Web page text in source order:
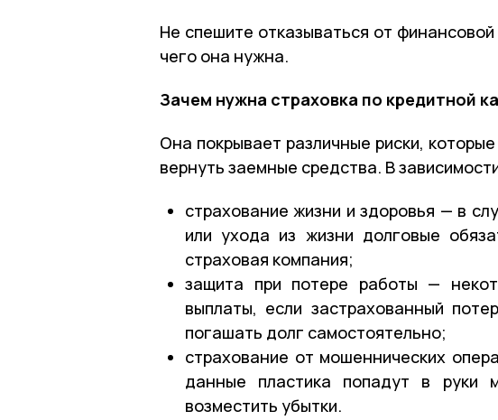
Не спешите отказываться от
чего она нужна.
Зачем нужна страховка по кредитной
Она покрывает различные риски,
вернуть заемные средства. В
страхование жизни и здоровья — в
или ухода из жизни долговые
страховая компания;
защита при потере работы —
выплаты, если застрахованный
погашать долг самостоятельно;
страхование от мошеннических
данные пластика попадут в руки
возместить убытки.